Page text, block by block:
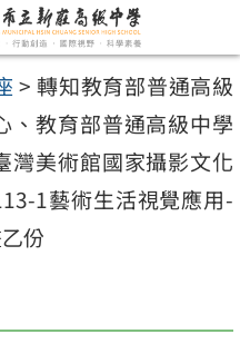
> 轉知教育部普通高級
、教育部普通高級中學
灣美術館國家攝影文化
1藝術生活視覺應用-
份